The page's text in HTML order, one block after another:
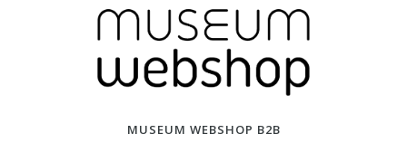
MUSEUM WEBSHOP B2B